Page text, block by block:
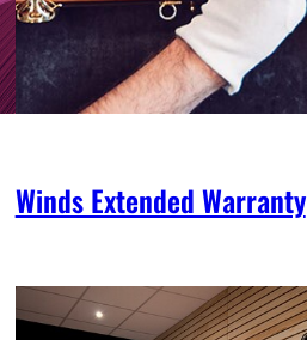
Winds Extended Warranty